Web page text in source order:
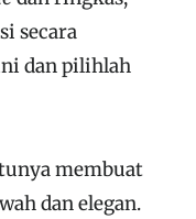
secara
dan pilihlah
membuat
dan elegan.